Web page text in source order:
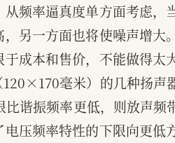
频率逼真度单方面考虑，
另一方面也将使噪声增大
成本和售价，不能做得太
毫米）的几种扬声
谐振频率更低，则放声频
压频率特性的下限向更低